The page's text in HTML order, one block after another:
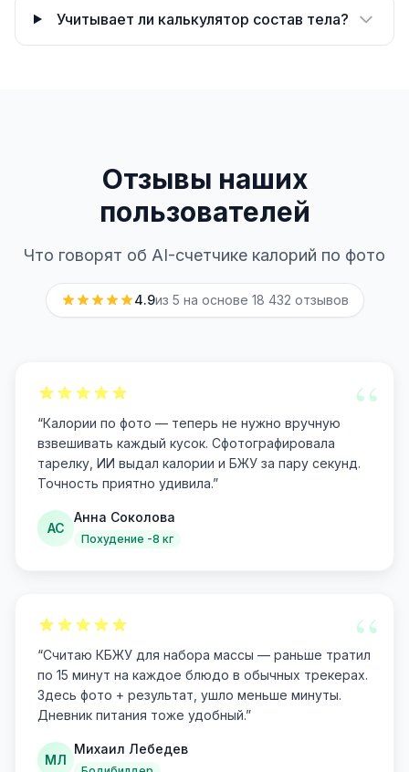
Учитывает ли калькулятор состав тела?
Отзывы наших
пользователей
Что говорят об AI-счетчике калорий по фото
4.9из 5 на основе 18 432 отзывов
“
“Калории по фото — теперь не нужно вручную
взвешивать каждый кусок. Сфотографировала
тарелку, ИИ выдал калории и БЖУ за пару секунд.
Точность приятно удивила.”
АС
Анна Соколова
Похудение -8 кг
“
“Считаю КБЖУ для набора массы — раньше тратил
по 15 минут на каждое блюдо в обычных трекерах.
Здесь фото + результат, ушло меньше минуты.
Дневник питания тоже удобный.”
МЛ
Михаил Лебедев